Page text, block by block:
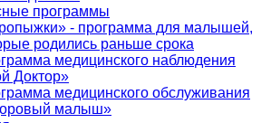
программы
- программа для малышей,
родились раньше срока
медицинского наблюдения
Доктор»
медицинского обслуживания
малыш»